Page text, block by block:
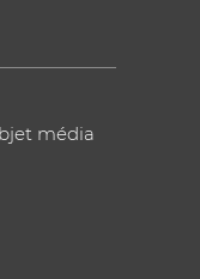
média